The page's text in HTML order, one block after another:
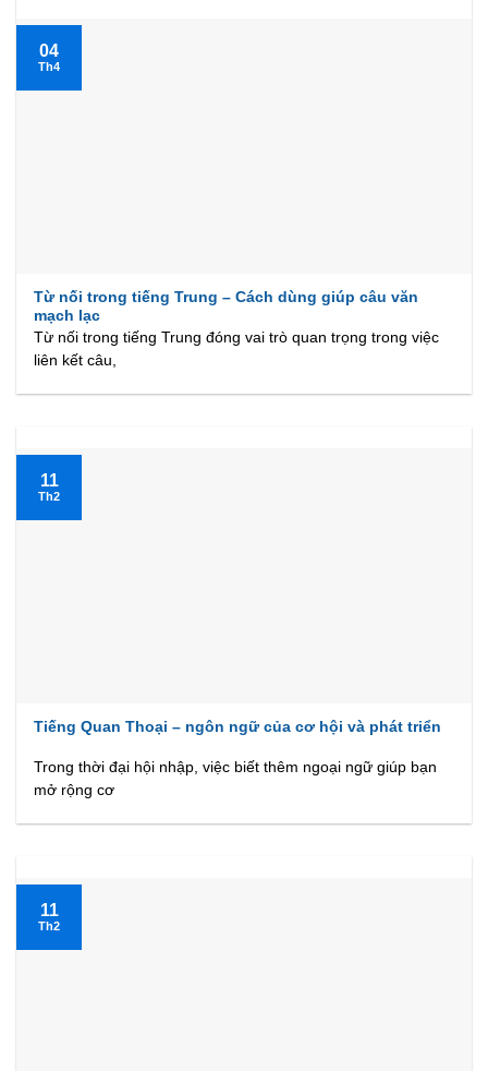
Từ nối trong tiếng Trung – Cách dùng giúp câu văn
mạch lạc
Từ nối trong tiếng Trung đóng vai trò quan trọng trong việc
liên kết câu,
04
Th4
Tiếng Quan Thoại – ngôn ngữ của cơ hội và phát triển
Trong thời đại hội nhập, việc biết thêm ngoại ngữ giúp bạn
mở rộng cơ
11
Th2
11
Th2